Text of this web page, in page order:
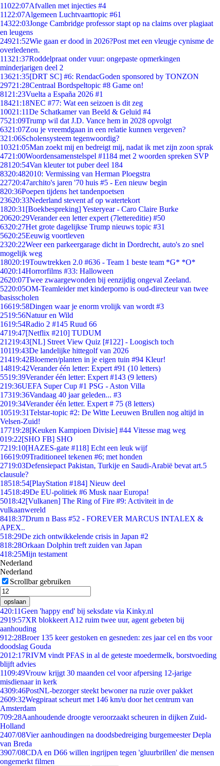
11022:07Afvallen met injecties #4
11 22:07Algemeen Luchtvaarttopic #61
14322:03Jonge Cambridge professor stapt op na claims over plagiaat
en leugens
24921:52Wie gaan er dood in 2026?Post met een vleugje cynisme de
overledenen.
11321:37Roddelpraat onder vuur: ongepaste opmerkingen
minderjarigen deel 2
13621:35[DRT SC] #6: RendacGoden sponsored by TONZON
29721:28Centraal Bordspeltopic #8 Game on!
81 21:23Vuelta a España 2026 #1
18421:18NEC #77: Wat een seizoen is dit zeg
10021:11De Schatkamer van Beeld & Geluid #4
7521:09Trump wil dat J.D. Vance hem in 2028 opvolgt
6321:07Zou je vreemdgaan in een relatie kunnen vergeven?
321:06Scholensysteem tegenwoordig?
10321:05Man zoekt mij en bedreigt mij, nadat ik met zijn zoon sprak
4721:00Woordensamenstelspel #1184 met 2 woorden spreken SVP
281 20:54Van kleuter tot puber deel 184
8320:482010: Vermissing van Herman Ploegstra
22720:47archito's jaren '70 huis #5 - Een nieuw begin
820:36Poepen tijdens het tandenpoetsen
23620:33Nederland stevent af op watertekort
1820:31 [Boekbespreking] Yesteryear - Caro Claire Burke
20620:29Verander een letter expert (7lettereditie) #50
6320:27Het grote dagelijkse Trump nieuws topic #31
5620:25Eeuwig voortleven
2320:22Weer een parkeergarage dicht in Dordrecht, auto's zo snel
mogelijk weg
18020:19Touwtrekken 2.0 #636 - Team 1 beste team *G* *O*
4020:14Horrorfilms #33: Halloween
2620:07Twee zwaargewonden bij eenzijdig ongeval Zeeland.
5220:05OM-Teamleider met kinderporno is oud-directeur van twee
basisscholen
16619:58Dingen waar je enorm vrolijk van wordt #3
2519:56Natuur en Wild
1619:54Radio 2 #145 Ruud 66
4719:47[Netflix #210] TUDUM
21219:43[NL] Street View Quiz [#122] - Loogisch toch
10119:43De landelijke hittegolf van 2026
21419:42Bloemen/planten in je eigen tuin #94 Kleur!
14819:42Verander één letter: Expert #91 (10 letters)
5519:39Verander één letter: Expert #143 (9 letters)
219:36UEFA Super Cup #1 PSG - Aston Villa
17319:36Vandaag 40 jaar geleden... #3
2019:34Verander één letter. Expert # 75 (8 letters)
10519:31Telstar-topic #2: De Witte Leeuwen Brullen nog altijd in
Velsen-Zuid!
17719:28[Keuken Kampioen Divisie] #44 Vitesse mag weg
019:22[SHO FB] SHO
7219:10[HAZES-gate #118] Echt een leuk wijf
16619:09Traditioneel tekenen #6; met honden
2719:03Defensiepact Pakistan, Turkije en Saudi-Arabië bevat art.5
clausule?
18518:54[PlayStation #184] Nieuw deel
14518:49De EU-politiek #6 Musk naar Europa!
5018:42[Vulkanen] The Ring of Fire #9: Activiteit in de
vulkaanwereld
8418:37Drum n Bass #52 - FOREVER MARCUS INTALEX &
APEX..
518:29De zich ontwikkelende crisis in Japan #2
818:28Orkaan Dolphin treft zuiden van Japan
418:25Mijn testament
Nederland
Nederland
Scrollbar gebruiken
opslaan
420:11Geen 'happy end' bij seksdate via Kinky.nl
2919:57XR blokkeert A12 ruim twee uur, agent gebeten bij
aanhouding
912:28Broer 135 keer gestoken en gesneden: zes jaar cel en tbs voor
doodslag Gouda
2012:17RIVM vindt PFAS in al de geteste moedermelk, borstvoeding
blijft advies
1109:49Vrouw krijgt 30 maanden cel voor afpersing 12-jarige
misdienaar in kerk
4309:46PostNL-bezorger steekt bewoner na ruzie over pakket
2609:32Wegpiraat scheurt met 146 km/u door het centrum van
Amsterdam
709:28Aanhoudende droogte veroorzaakt scheuren in dijken Zuid-
Holland
2407/08Vier aanhoudingen na doodsbedreiging burgemeester Depla
van Breda
3907/08CDA en D66 willen ingrijpen tegen 'gluurbrillen' die mensen
ongemerkt filmen